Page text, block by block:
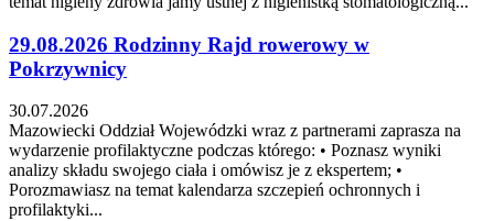
29.08.2026 Rodzinny Rajd rowerowy w
Pokrzywnicy
30.07.2026
Mazowiecki Oddział Wojewódzki wraz z partnerami zaprasza na
wydarzenie profilaktyczne podczas którego: • Poznasz wyniki
analizy składu swojego ciała i omówisz je z ekspertem; •
Porozmawiasz na temat kalendarza szczepień ochronnych i
profilaktyki...